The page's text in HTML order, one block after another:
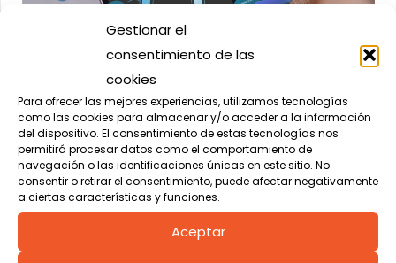
Gestionar el
consentimiento de las
cookies
Para ofrecer las mejores experiencias, utilizamos tecnologías
como las cookies para almacenar y/o acceder a la información
del dispositivo. El consentimiento de estas tecnologías nos
permitirá procesar datos como el comportamiento de
navegación o las identificaciones únicas en este sitio. No
consentir o retirar el consentimiento, puede afectar negativamente
a ciertas características y funciones.
Aceptar
Oficina de Proyectos